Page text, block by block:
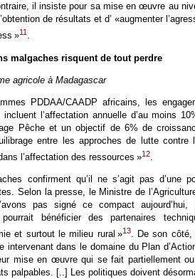
il insiste pour sa mise en œuvre au
de résultats et d’ «augmenter
»11.
malgaches risquent de tout perdre
agricole à Madagascar
PDDAA/CAADP africains, les
incluent l’affectation annuelle d’au moins
Pêche et un objectif de 6% de
entre les approches de lutte
l’affectation des ressources »12.
confirment qu’il ne s’agit pas d’une
Selon la presse, le Ministre de
pas signé ce compact aujourd’hui,
bénéficier des partenaires
et surtout le milieu rural »13. De son côté,
intervenant dans le domaine du Plan
mise en œuvre qui se fait partiellement
palpables. [..] Les politiques doivent